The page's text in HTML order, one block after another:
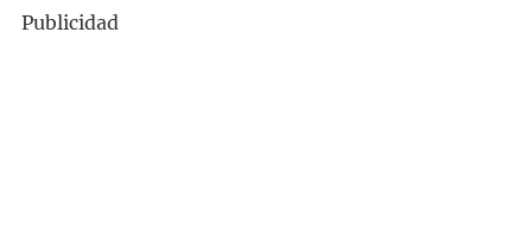
Publicidad